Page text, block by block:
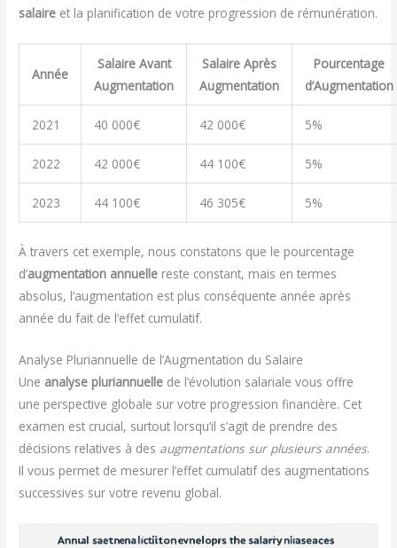
salaire et la planification de votre progression de rémunération.
Année
Salaire Avant
Augmentation
Salaire Après
Augmentation
Pourcentage
d’Augmentation
2021 40 000€ 42 000€ 5%
2022 42 000€ 44 100€ 5%
2023 44 100€ 46 305€ 5%
À travers cet exemple, nous constatons que le pourcentage
d’augmentation annuelle reste constant, mais en termes
absolus, l’augmentation est plus conséquente année après
année du fait de l’effet cumulatif.
Analyse Pluriannuelle de l’Augmentation du Salaire
Une analyse pluriannuelle de l’évolution salariale vous offre
une perspective globale sur votre progression financière. Cet
examen est crucial, surtout lorsqu’il s’agit de prendre des
décisions relatives à des augmentations sur plusieurs années.
Il vous permet de mesurer l’effet cumulatif des augmentations
successives sur votre revenu global.